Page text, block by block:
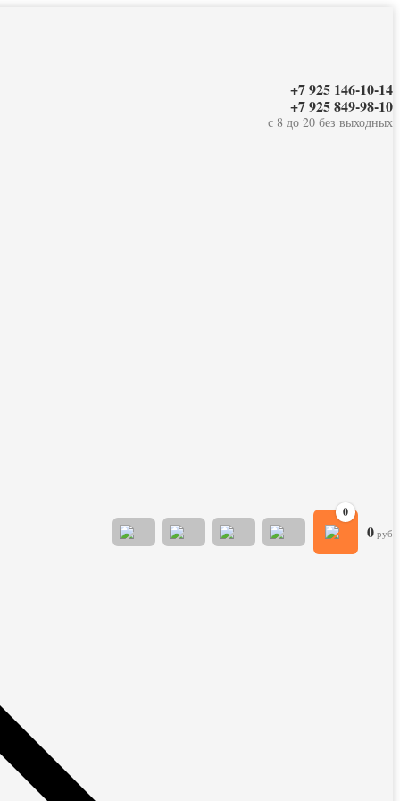
+7 925 146-10-14
+7 925 849-98-10
с 8 до 20 без выходных
0
0 руб